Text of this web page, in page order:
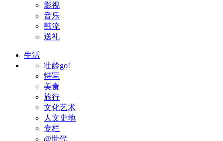
影视
音乐
韩流
送礼
生活
壮龄go!
特写
美食
旅行
文化艺术
人文史地
专栏
@世代